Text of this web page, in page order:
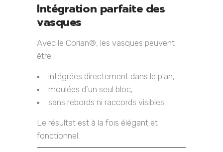
Intégration parfaite des
vasques
Avec le Corian®, les vasques peuvent
être :
intégrées directement dans le plan,
moulées d’un seul bloc,
sans rebords ni raccords visibles.
Le résultat est à la fois élégant et
fonctionnel.